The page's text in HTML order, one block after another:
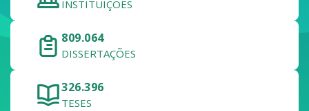
INSTITUIÇÕES
809.064
DISSERTAÇÕES
326.396
TESES